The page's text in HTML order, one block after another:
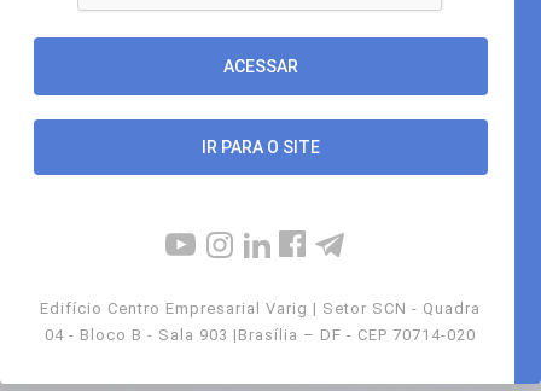
IR PARA O SITE
Edifício Centro Empresarial Varig | Setor SCN - Quadra
04 - Bloco B - Sala 903 |Brasília – DF - CEP 70714-020